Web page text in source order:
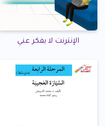
الإنترنت لا يفكر عني